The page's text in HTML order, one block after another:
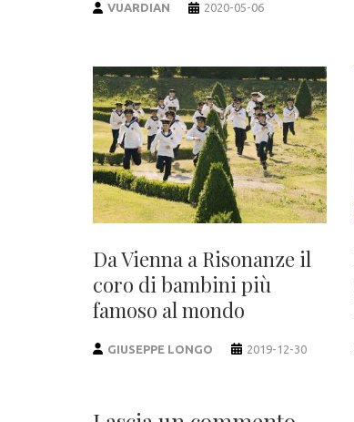
VUARDIAN 2020-05-06
Da Vienna a Risonanze il
coro di bambini più
famoso al mondo
GIUSEPPE LONGO 2019-12-30